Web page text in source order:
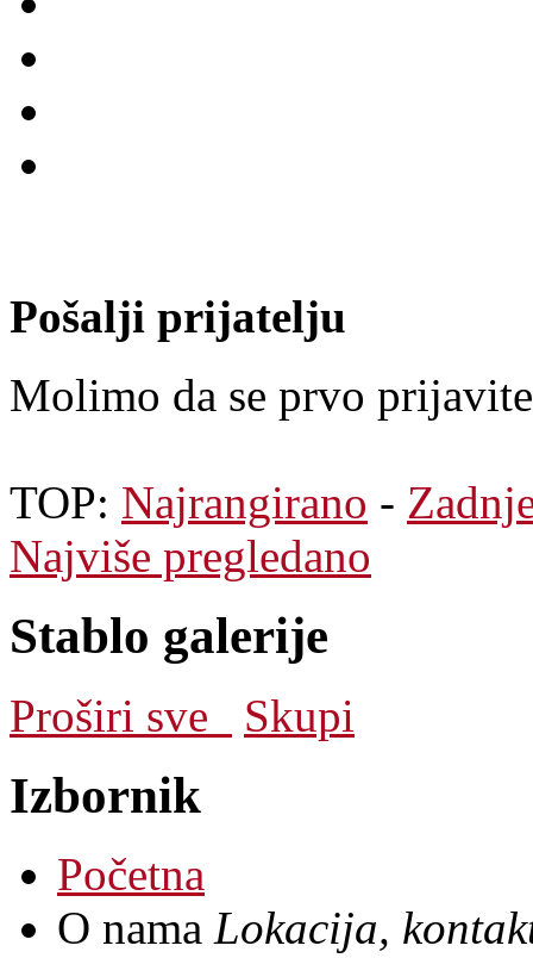
Pošalji prijatelju
Molimo da se prvo
TOP: Najrangirano -
Najviše pregledano
Stablo galerije
Proširi sve Skupi
Izbornik
Početna
O nama Lokacija,